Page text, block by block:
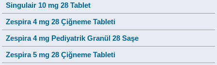
Singulair 10 mg 28 Tablet
Zespira 4 mg 28 Çiğneme Tableti
Zespira 4 mg Pediyatrik Granül 28 Saşe
Zespira 5 mg 28 Çiğneme Tableti